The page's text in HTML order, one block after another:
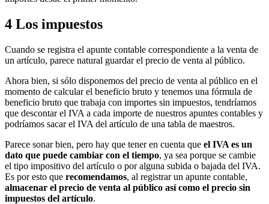
4 Los impuestos
Cuando se registra el apunte contable correspondiente a la venta de
un artículo, parece natural guardar el precio de venta al público.
Ahora bien, si sólo disponemos del precio de venta al público en el
momento de calcular el beneficio bruto y tenemos una fórmula de
beneficio bruto que trabaja con importes sin impuestos, tendríamos
que descontar el IVA a cada importe de nuestros apuntes contables y
podríamos sacar el IVA del artículo de una tabla de maestros.
Parece sonar bien, pero hay que tener en cuenta que el IVA es un
dato que puede cambiar con el tiempo, ya sea porque se cambie
el tipo impositivo del artículo o por alguna subida o bajada del IVA.
Es por esto que recomendamos, al registrar un apunte contable,
almacenar el precio de venta al público así como el precio sin
impuestos del artículo.